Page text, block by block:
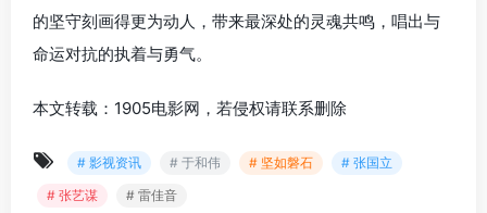
的坚守刻画得更为动人，带来最深处的灵魂共鸣，唱出与
命运对抗的执着与勇气。
本文转载：1905电影网，若侵权请联系删除
# 影视资讯 # 于和伟 # 坚如磐石
# 张国立
# 张艺谋
# 雷佳音